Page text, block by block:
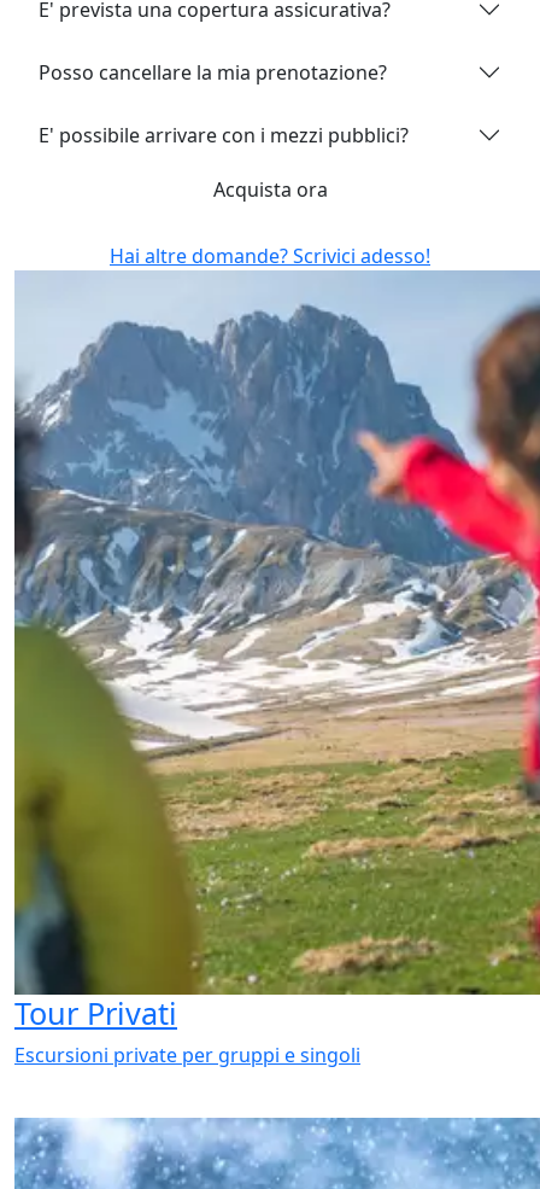
E' prevista una copertura assicurativa?
Posso cancellare la mia prenotazione?
E' possibile arrivare con i mezzi pubblici?
Acquista ora
Hai altre domande? Scrivici adesso!
Tour Privati
Escursioni private per gruppi e singoli